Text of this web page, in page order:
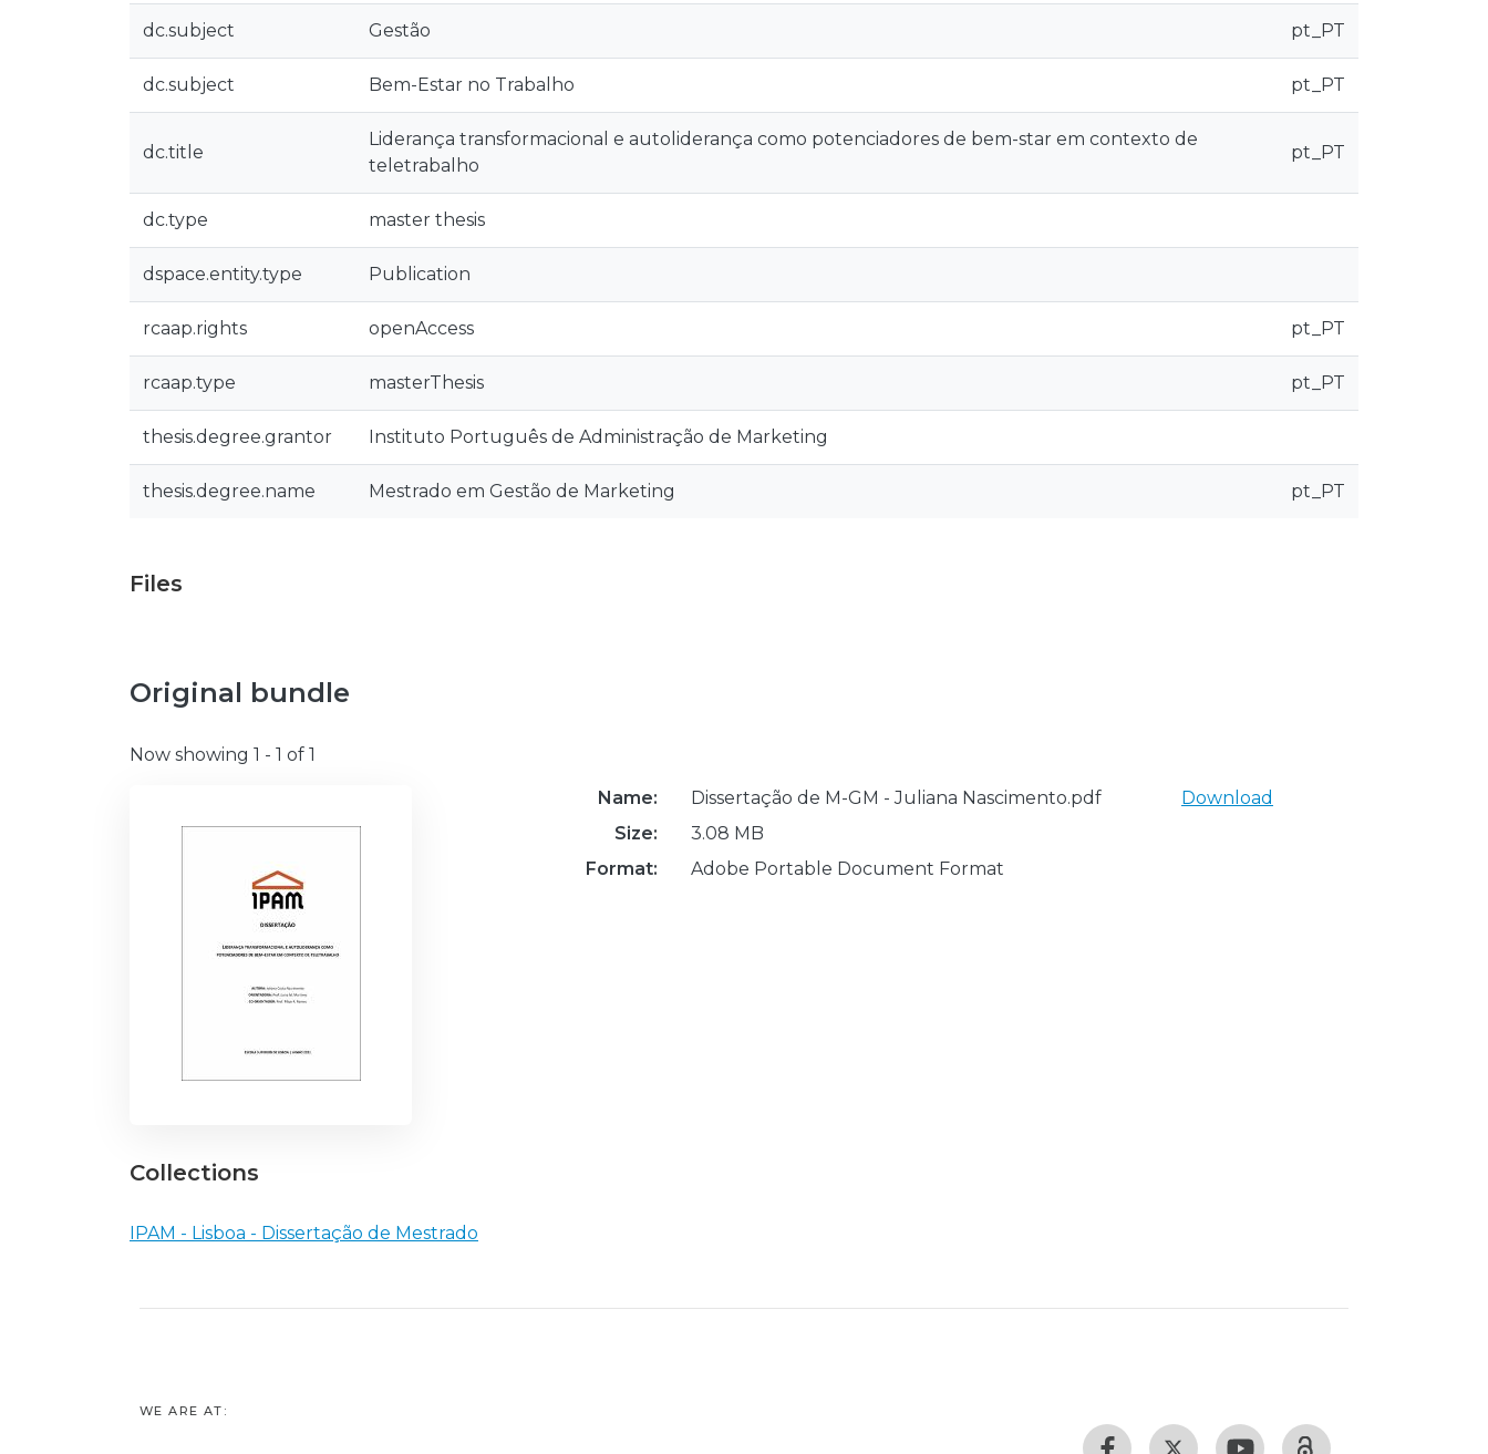
dc.subject Gestão pt_PT
dc.subject Bem-Estar no Trabalho pt_PT
dc.title
Liderança transformacional e autoliderança como potenciadores de bem-star em contexto de
teletrabalho
pt_PT
dc.type master thesis
dspace.entity.type Publication
rcaap.rights openAccess pt_PT
rcaap.type masterThesis pt_PT
thesis.degree.grantor Instituto Português de Administração de Marketing
thesis.degree.name Mestrado em Gestão de Marketing pt_PT
Files
Original bundle
Now showing 1 - 1 of 1
Name:
Dissertação de M-GM - Juliana Nascimento.pdf
Size:
3.08 MB
Format:
Adobe Portable Document Format
Download
Collections
IPAM - Lisboa - Dissertação de Mestrado
WE ARE AT: